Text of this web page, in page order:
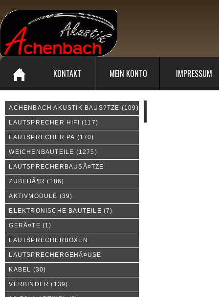
KONTAKT MEIN KONTO IMPRESSUM
ACHENBACH AKUSTIK BAUS?TZE (109)
LAUTSPRECHER HIFI (117)
LAUTSPRECHER PA (170)
WEICHENBAUTEILE (1275)
LAUTSPRECHERBAUSÃ¤TZE
ZUBEHÃ¶R (186)
AKTIVMODULE (39)
ELEKTRONISCHE BAUTEILE (7)
GERÃ¤TE (1)
LAUTSPRECHERBOXEN
LAUTSPRECHERGEHÃ¤USE
KABEL (30)
VERBINDER (139)